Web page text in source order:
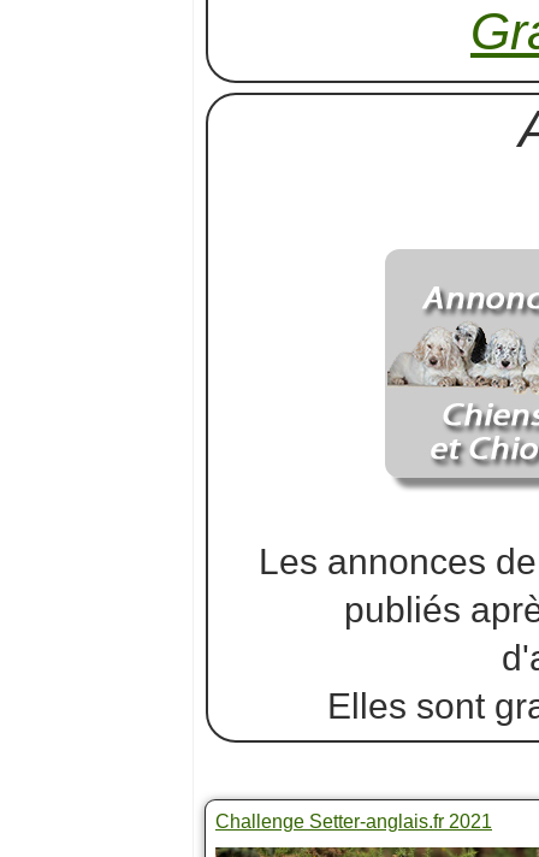
Les annonces
publiés
Elles sont
Challenge Setter-anglais.fr 2021